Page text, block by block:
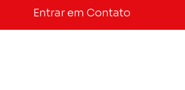
Entrar em Contato